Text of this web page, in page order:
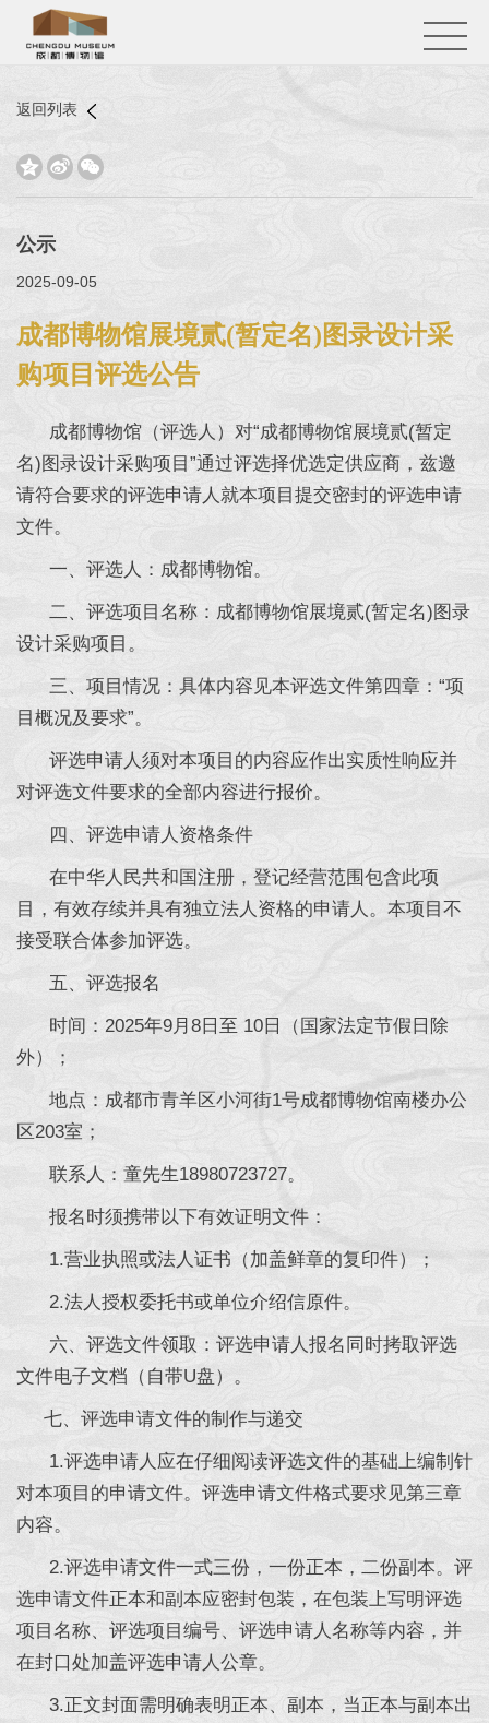
返回列表
  
公示
2025-09-05
成都博物馆展境贰(暂定名)图录设计采
购项目评选公告
成都博物馆（评选人）对“成都博物馆展境贰(暂定
名)图录设计采购项目”通过评选择优选定供应商，兹邀
请符合要求的评选申请人就本项目提交密封的评选申请
文件。
一、评选人：成都博物馆。
二、评选项目名称：成都博物馆展境贰(暂定名)图录
设计采购项目。
三、项目情况：具体内容见本评选文件第四章：“项
目概况及要求”。
评选申请人须对本项目的内容应作出实质性响应并
对评选文件要求的全部内容进行报价。
四、评选申请人资格条件
在中华人民共和国注册，登记经营范围包含此项
目，有效存续并具有独立法人资格的申请人。本项目不
接受联合体参加评选。
五、评选报名
时间：2025年9月8日至 10日（国家法定节假日除
外）；
地点：成都市青羊区小河街1号成都博物馆南楼办公
区203室；
联系人：童先生18980723727。
报名时须携带以下有效证明文件：
1.营业执照或法人证书（加盖鲜章的复印件）；
2.法人授权委托书或单位介绍信原件。
六、评选文件领取：评选申请人报名同时拷取评选
文件电子文档（自带U盘）。
七、评选申请文件的制作与递交
1.评选申请人应在仔细阅读评选文件的基础上编制针
对本项目的申请文件。评选申请文件格式要求见第三章
内容。
2.评选申请文件一式三份，一份正本，二份副本。评
选申请文件正本和副本应密封包装，在包装上写明评选
项目名称、评选项目编号、评选申请人名称等内容，并
在封口处加盖评选申请人公章。
3.正文封面需明确表明正本、副本，当正本与副本出